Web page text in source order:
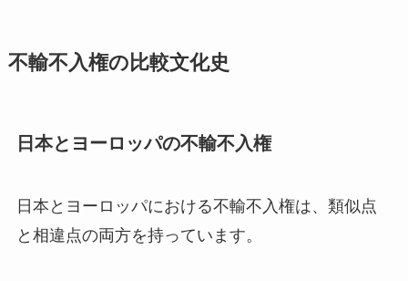
不輸不入権の比較文化史
日本とヨーロッパの不輸不入権
日本とヨーロッパにおける不輸不入権は、類似点
と相違点の両方を持っています。